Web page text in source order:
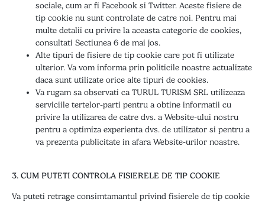
sociale, cum ar fi Facebook si Twitter. Aceste fisiere de
tip cookie nu sunt controlate de catre noi. Pentru mai
multe detalii cu privire la aceasta categorie de cookies,
consultati Sectiunea 6 de mai jos.
Alte tipuri de fisiere de tip cookie care pot fi utilizate
ulterior. Va vom informa prin politicile noastre actualizate
daca sunt utilizate orice alte tipuri de cookies.
Va rugam sa observati ca TURUL TURISM SRL utilizeaza
serviciile tertelor-parti pentru a obtine informatii cu
privire la utilizarea de catre dvs. a Website-ului nostru
pentru a optimiza experienta dvs. de utilizator si pentru a
va prezenta publicitate in afara Website-urilor noastre.
3. CUM PUTETI CONTROLA FISIERELE DE TIP COOKIE
Va puteti retrage consimtamantul privind fisierele de tip cookie